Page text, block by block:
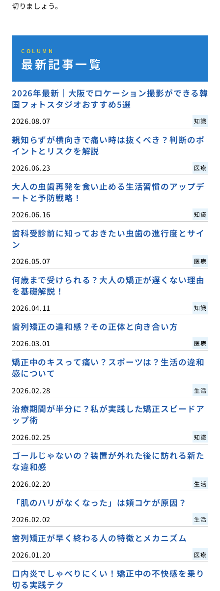
切りましょう。
COLUMN
最新記事一覧
2026年最新｜大阪でロケーション撮影ができる韓
国フォトスタジオおすすめ5選
2026.08.07 知識
親知らずが横向きで痛い時は抜くべき？判断のポ
イントとリスクを解説
2026.06.23 医療
大人の虫歯再発を食い止める生活習慣のアップデ
ートと予防戦略！
2026.06.16 知識
歯科受診前に知っておきたい虫歯の進行度とサイ
ン
2026.05.07 医療
何歳まで受けられる？大人の矯正が遅くない理由
を基礎解説！
2026.04.11 知識
歯列矯正の違和感？その正体と向き合い方
2026.03.01 医療
矯正中のキスって痛い？スポーツは？生活の違和
感について
2026.02.28 生活
治療期間が半分に？私が実践した矯正スピードア
ップ術
2026.02.25 知識
ゴールじゃないの？装置が外れた後に訪れる新た
な違和感
2026.02.20 生活
「肌のハリがなくなった」は頬コケが原因？
2026.02.02 生活
歯列矯正が早く終わる人の特徴とメカニズム
2026.01.20 医療
口内炎でしゃべりにくい！矯正中の不快感を乗り
切る実践テク